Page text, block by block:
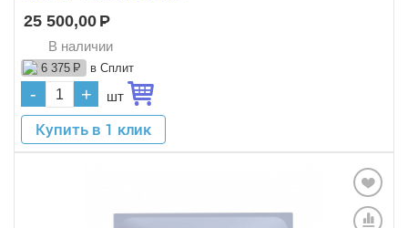
25 500,00 Р
В наличии
6 375 Р в Сплит
- + шт
Купить в 1 клик